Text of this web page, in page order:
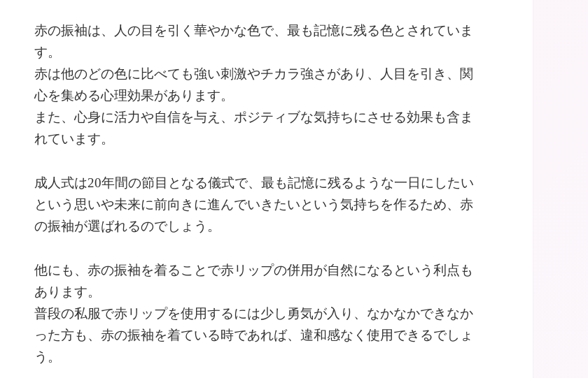
赤の振袖は、人の目を引く華やかな色で、最も記憶に残る色とされていま
す。
赤は他のどの色に比べても強い刺激やチカラ強さがあり、人目を引き、関
心を集める心理効果があります。
また、心身に活力や自信を与え、ポジティブな気持ちにさせる効果も含ま
れています。
成人式は20年間の節目となる儀式で、最も記憶に残るような一日にしたい
という思いや未来に前向きに進んでいきたいという気持ちを作るため、赤
の振袖が選ばれるのでしょう。
他にも、赤の振袖を着ることで赤リップの併用が自然になるという利点も
あります。
普段の私服で赤リップを使用するには少し勇気が入り、なかなかできなか
った方も、赤の振袖を着ている時であれば、違和感なく使用できるでしょ
う。